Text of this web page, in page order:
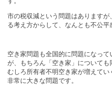
市の税収減という問題はあります
る考え方からして、なんとも不公平
空き家問題も全国的に問題になっ
が、もちろん「空き家」についても
むしろ所有者不明空き家が増えて
非常に大きな問題です。